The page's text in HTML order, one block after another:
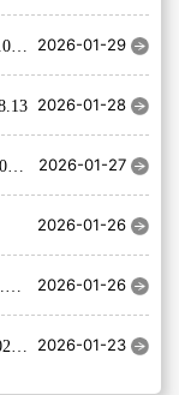
TH300-Cur多通道微电流测试解决方案V2023.08.13 2026-01-29
2026-01-28
TH300-OP光耦光电特性测试解决方案V2023.08.13 2026-01-27
2026-01-26
TH1912系列数字交流毫伏表_使用说明书_V1.3@2025.4.1 2026-01-26
TH3411、TH3421、TH3422说明书V1.0.7@2022.09 2026-01-23